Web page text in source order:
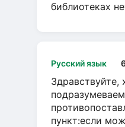
библиотеках
Русский язык
Здравствуйте,
пункт:если